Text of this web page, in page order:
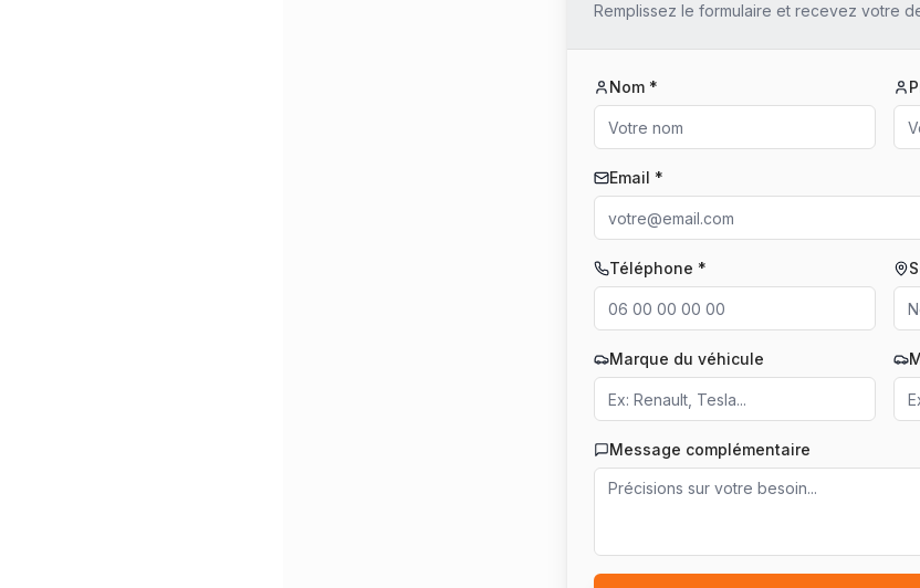
Remplissez le formulaire et recevez votre
Nom *
Email *
Téléphone *
Marque du véhicule
Message complémentaire